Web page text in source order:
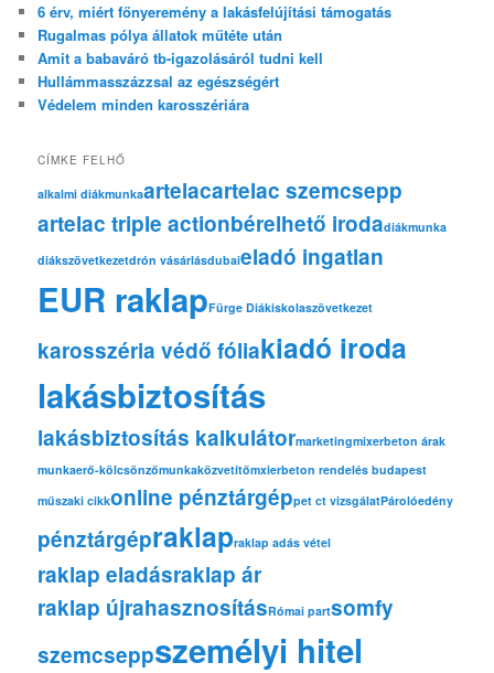
6 érv, miért főnyeremény a lakásfelújítási támogatás
Rugalmas pólya állatok műtéte után
Amit a babaváró tb-igazolásáról tudni kell
Hullámmasszázzsal az egészségért
Védelem minden karosszériára
CÍMKE FELHŐ
alkalmi diákmunkaartelacartelac szemcsepp
artelac triple actionbérelhető irodadiákmunka
diákszövetkezetdrón vásárlásdubaieladó ingatlan
EUR raklapFürge Diákiskolaszövetkezet
karosszéria védő fóliakiadó iroda
lakásbiztosítás
lakásbiztosítás kalkulátormarketingmixerbeton árak
munkaerő-kölcsönzőmunkaközvetítőmxierbeton rendelés budapest
műszaki cikkonline pénztárgéppet ct vizsgálatPárolóedény
pénztárgépraklapraklap adás vétel
raklap eladásraklap ár
raklap újrahasznosításRómai partsomfy
szemcseppszemélyi hitel